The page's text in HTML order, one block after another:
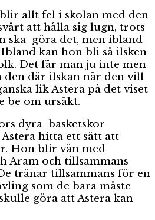
allt fel i skolan med den
att hålla sig lugn, trots
ska göra det, men ibland
kan hon bli så ilsken
Det får man ju inte men
den där ilskan när den vill
lik Astera på det viset
be om ursäkt.
dyra basketskor
hitta ett sätt att
Hon blir vän med
Aram och tillsammans
tränar tillsammans för en
som de bara måste
göra att Astera kan